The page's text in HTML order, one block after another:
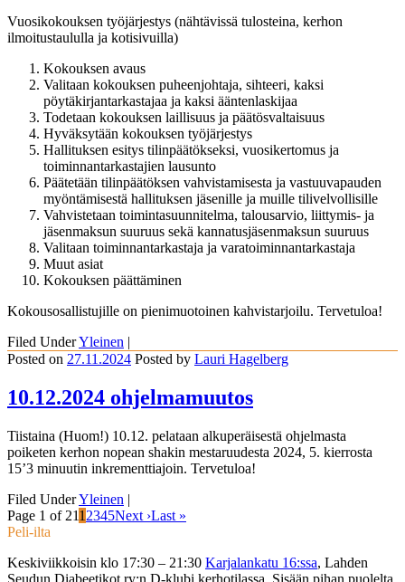
Vuosikokouksen työjärjestys (nähtävissä tulosteina, kerhon
ilmoitustaululla ja kotisivuilla)
Kokouksen avaus
Valitaan kokouksen puheenjohtaja, sihteeri, kaksi
pöytäkirjantarkastajaa ja kaksi ääntenlaskijaa
Todetaan kokouksen laillisuus ja päätösvaltaisuus
Hyväksytään kokouksen työjärjestys
Hallituksen esitys tilinpäätökseksi, vuosikertomus ja
toiminnantarkastajien lausunto
Päätetään tilinpäätöksen vahvistamisesta ja vastuuvapauden
myöntämisestä hallituksen jäsenille ja muille tilivelvollisille
Vahvistetaan toimintasuunnitelma, talousarvio, liittymis- ja
jäsenmaksun suuruus sekä kannatusjäsenmaksun suuruus
Valitaan toiminnantarkastaja ja varatoiminnantarkastaja
Muut asiat
Kokouksen päättäminen
Kokousosallistujille on pienimuotoinen kahvistarjoilu. Tervetuloa!
Filed UnderYleinen |
Posted on 27.11.2024 Posted by Lauri Hagelberg
10.12.2024 ohjelmamuutos
Tiistaina (Huom!) 10.12. pelataan alkuperäisestä ohjelmasta
poiketen kerhon nopean shakin mestaruudesta 2024, 5. kierrosta
15’3 minuutin inkrementtiajoin. Tervetuloa!
Filed UnderYleinen |
Page 1 of 211 2345Next ›Last »
Peli-ilta
Keskiviikkoisin klo 17:30 – 21:30 Karjalankatu 16:ssa, Lahden
Seudun Diabeetikot ry:n D-klubi kerhotilassa. Sisään pihan puolelta.